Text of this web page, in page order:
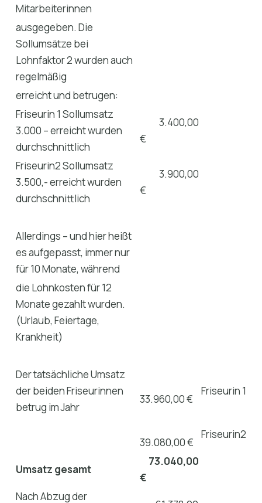
Mitarbeiterinnen
ausgegeben. Die
Sollumsätze bei
Lohnfaktor 2 wurden auch
regelmäßig
erreicht und betrugen:
Friseurin 1 Sollumsatz
3.000 – erreicht wurden
durchschnittlich
3.400,00
€
Friseurin2 Sollumsatz
3.500,- erreicht wurden
durchschnittlich
3.900,00
€
Allerdings – und hier heißt
es aufgepasst, immer nur
für 10 Monate, während
die Lohnkosten für 12
Monate gezahlt wurden.
(Urlaub, Feiertage,
Krankheit)
Der tatsächliche Umsatz
der beiden Friseurinnen
betrug im Jahr
33.960,00 €
Friseurin 1
39.080,00 €
Friseurin2
Umsatz gesamt
73.040,00
€
Nach Abzug der